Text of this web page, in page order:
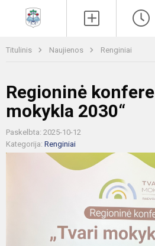
Titulinis Naujienos Renginiai
Regioninė
mokykla 2030“
Paskelbta: 2025-10-12
Kategorija: Renginiai